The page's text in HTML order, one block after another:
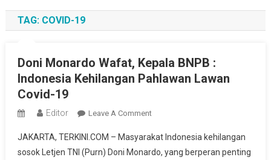
TAG: COVID-19
Doni Monardo Wafat, Kepala BNPB :
Indonesia Kehilangan Pahlawan Lawan
Covid-19
Editor Leave A CommentOn
Monardo
Wafat,
JAKARTA, TERKINI.COM – Masyarakat Indonesia kehilangan
sosok Letjen TNI (Purn) Doni Monardo, yang berperan penting